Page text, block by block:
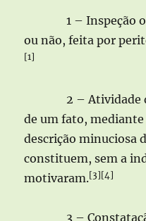
1 – Inspeção
ou não, feita por
[1]
2 – Atividade
de um fato,
descrição minuciosa
constituem, sem a
motivaram.[3][4]
3 –